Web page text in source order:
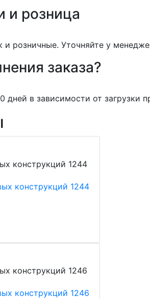
и розница
розничные. Уточняйте у
заказа?
дней в зависимости от загрузки
конструкций 1244
конструкций 1246